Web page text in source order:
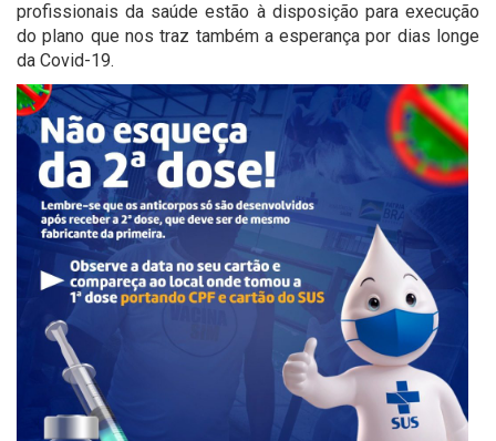
profissionais da saúde estão à disposição para execução
do plano que nos traz também a esperança por dias longe
da Covid-19.